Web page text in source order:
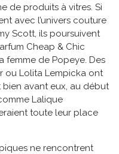
de produits à vitres. Si
avec l’univers couture
Scott, ils poursuivent
Cheap & Chic
femme de Popeye. Des
ou Lolita Lempicka ont
avant eux, au début
Lalique
toute leur place
ne rencontrent